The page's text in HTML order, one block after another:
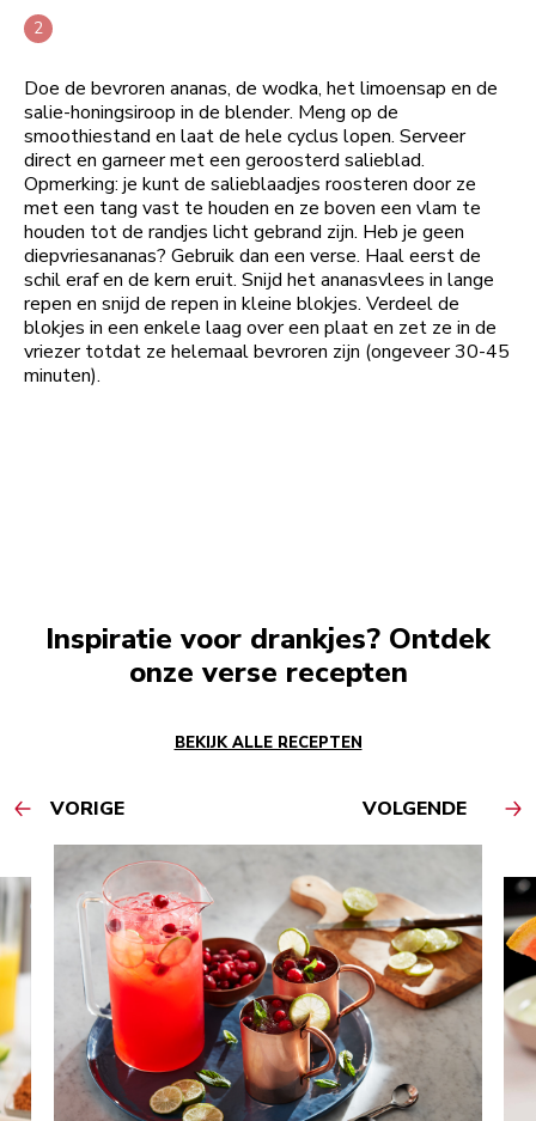
Doe de bevroren ananas, de wodka, het limoensap en de
salie-honingsiroop in de blender. Meng op de
smoothiestand en laat de hele cyclus lopen. Serveer
direct en garneer met een geroosterd salieblad.
Opmerking: je kunt de salieblaadjes roosteren door ze
met een tang vast te houden en ze boven een vlam te
houden tot de randjes licht gebrand zijn. Heb je geen
diepvriesananas? Gebruik dan een verse. Haal eerst de
schil eraf en de kern eruit. Snijd het ananasvlees in lange
repen en snijd de repen in kleine blokjes. Verdeel de
blokjes in een enkele laag over een plaat en zet ze in de
vriezer totdat ze helemaal bevroren zijn (ongeveer 30-45
minuten).
Inspiratie voor drankjes? Ontdek
onze verse recepten
BEKIJK ALLE RECEPTEN
VORIGE VOLGENDE